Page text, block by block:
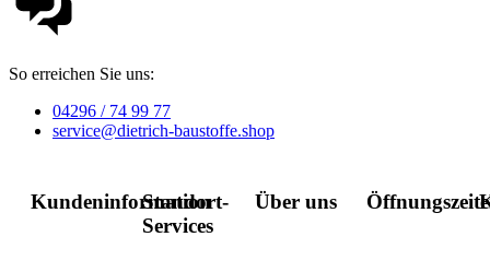
So erreichen Sie uns:
04296 / 74 99 77
service@dietrich-baustoffe.shop
Kundeninformation
Standort-
Services
Über uns